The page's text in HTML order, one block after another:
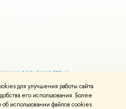
для улучшения работы сайта
его использования. Более
использовании файлов cookies
возможностями